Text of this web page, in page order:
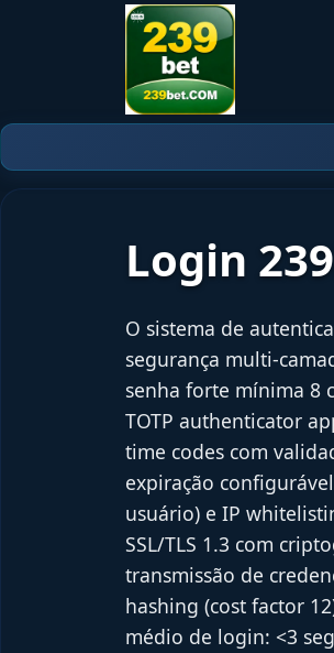
Login
O sistema de
segurança multi-
senha forte mínima 8
TOTP authenticator
time codes com
expiração
usuário) e IP
SSL/TLS 1.3 com
transmissão de
hashing (cost factor
médio de login: <3